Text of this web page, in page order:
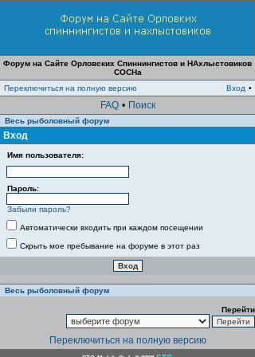
Форум на Сайте Орловских Спиннингистов и НАхлыстовиков
СОСНа
Переключиться на полную версию
Вход •
FAQ • Поиск
Весь рыболовный форум
Вход
Имя пользователя:
Пароль:
Забыли пароль?
Автоматически входить при каждом посещении
Скрыть мое пребывание на форуме в этот раз
Весь рыболовный форум
Перейти
Переключиться на полную версию